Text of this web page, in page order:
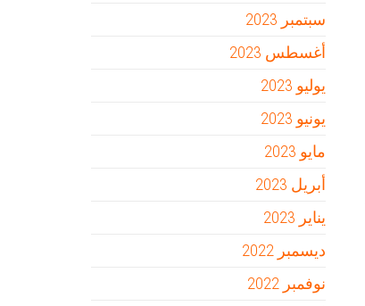
سبتمبر 2023
أغسطس 2023
يوليو 2023
يونيو 2023
مايو 2023
أبريل 2023
يناير 2023
ديسمبر 2022
نوفمبر 2022